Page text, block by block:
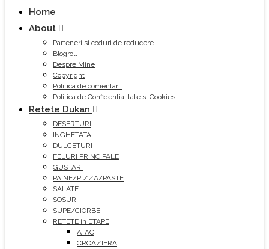
Home
About
Parteneri si coduri de reducere
Blogroll
Despre Mine
Copyright
Politica de comentarii
Politica de Confidentialitate si Cookies
Retete Dukan
DESERTURI
INGHETATA
DULCETURI
FELURI PRINCIPALE
GUSTARI
PAINE/PIZZA/PASTE
SALATE
SOSURI
SUPE/CIORBE
RETETE in ETAPE
ATAC
CROAZIERA